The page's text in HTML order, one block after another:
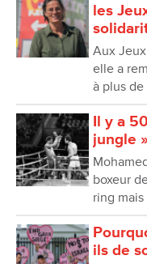
les
Aux
elle a
à plus
Il y a
jungle
boxeur
ring
ils de